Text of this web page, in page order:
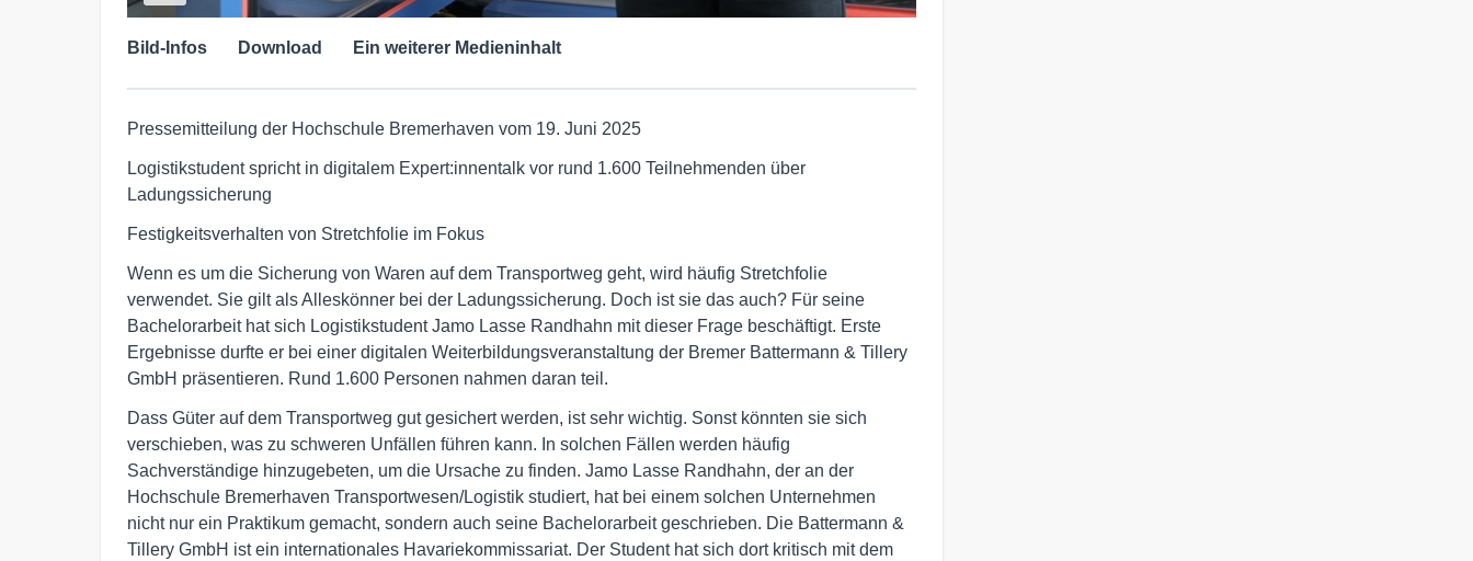
Bild-Infos Download Ein weiterer Medieninhalt
Pressemitteilung der Hochschule Bremerhaven vom 19. Juni 2025
Logistikstudent spricht in digitalem Expert:innentalk vor rund 1.600 Teilnehmenden über
Ladungssicherung
Festigkeitsverhalten von Stretchfolie im Fokus
Wenn es um die Sicherung von Waren auf dem Transportweg geht, wird häufig Stretchfolie
verwendet. Sie gilt als Alleskönner bei der Ladungssicherung. Doch ist sie das auch? Für seine
Bachelorarbeit hat sich Logistikstudent Jamo Lasse Randhahn mit dieser Frage beschäftigt. Erste
Ergebnisse durfte er bei einer digitalen Weiterbildungsveranstaltung der Bremer Battermann & Tillery
GmbH präsentieren. Rund 1.600 Personen nahmen daran teil.
Dass Güter auf dem Transportweg gut gesichert werden, ist sehr wichtig. Sonst könnten sie sich
verschieben, was zu schweren Unfällen führen kann. In solchen Fällen werden häufig
Sachverständige hinzugebeten, um die Ursache zu finden. Jamo Lasse Randhahn, der an der
Hochschule Bremerhaven Transportwesen/Logistik studiert, hat bei einem solchen Unternehmen
nicht nur ein Praktikum gemacht, sondern auch seine Bachelorarbeit geschrieben. Die Battermann &
Tillery GmbH ist ein internationales Havariekommissariat. Der Student hat sich dort kritisch mit dem